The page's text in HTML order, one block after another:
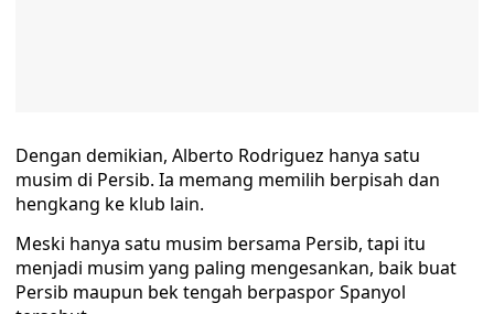
Dengan demikian, Alberto Rodriguez hanya satu
musim di Persib. Ia memang memilih berpisah dan
hengkang ke klub lain.
Meski hanya satu musim bersama Persib, tapi itu
menjadi musim yang paling mengesankan, baik buat
Persib maupun bek tengah berpaspor Spanyol